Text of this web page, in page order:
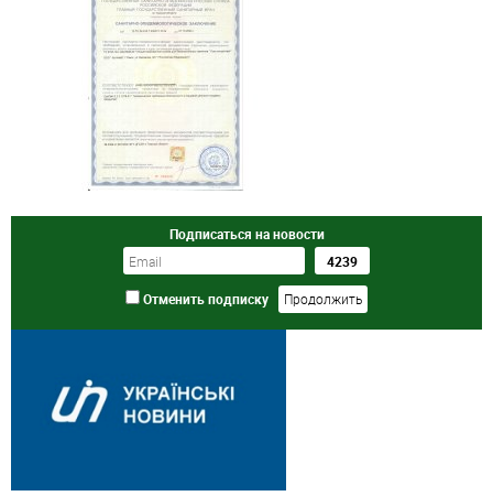
Подписаться на новости
Отменить подписку